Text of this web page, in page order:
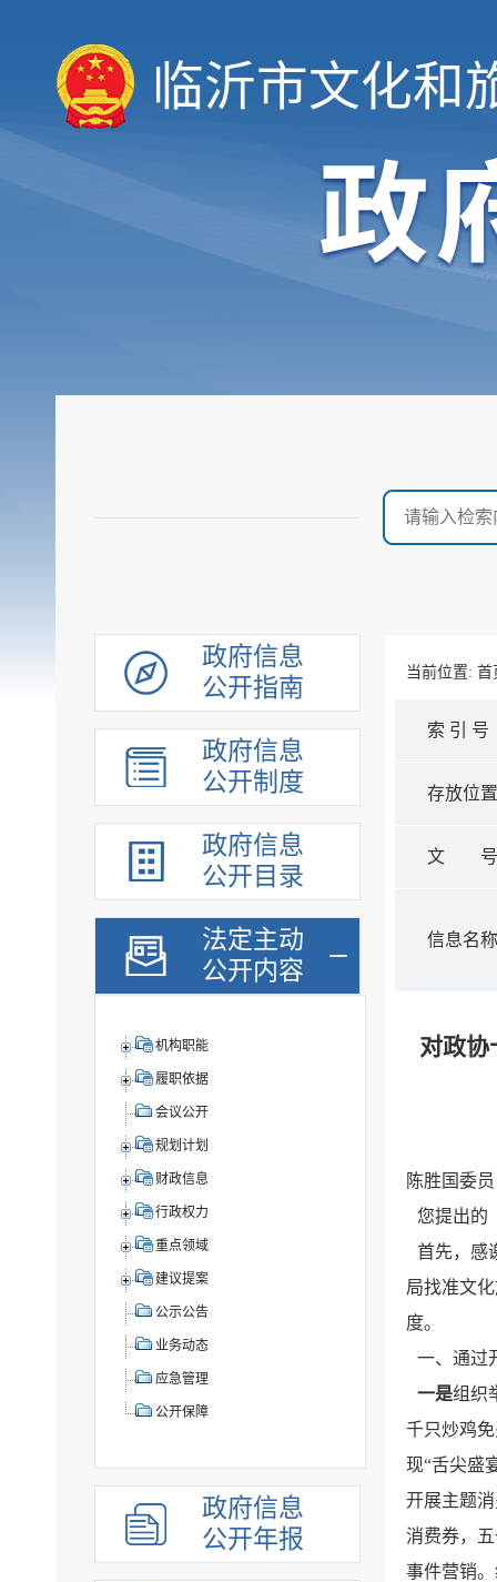
临沂市文化和
政府信息
公开指南
政府信息
公开制度
政府信息
公开目录
法定主动
公开内容
机构职能
履职依据
会议公开
规划计划
财政信息
行政权力
重点领域
建议提案
公示公告
业务动态
应急管理
公开保障
政府信息
公开年报
当前位置: 首
索 引 号
存放位
文
信息名
对政协
陈胜国委
您提出的
首先，感
局找准文
度。
一、通过
一是组织
千只炒鸡
现“舌尖盛
开展主题
消费券，
事件营销